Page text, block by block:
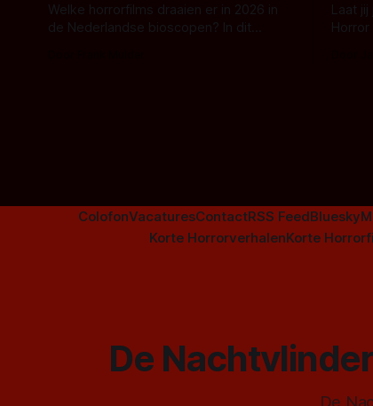
Welke horrorfilms draaien er in 2026 in
de Nederlandse bioscopen? In dit
Laat
Horror
ColofonVacaturesContactRSS FeedBluesky
Korte HorrorverhalenKorte
De
De